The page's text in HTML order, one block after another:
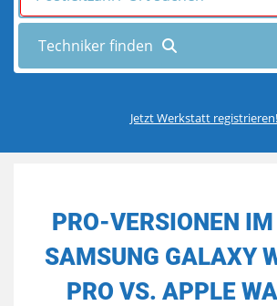
Jetzt Werkstatt registrieren!
PRO-VERSIONEN
SAMSUNG GALAXY
PRO VS. APPLE